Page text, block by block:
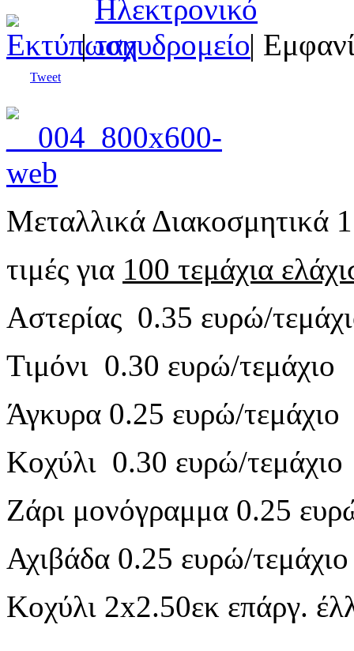
| |
Tweet
Μεταλλικά Διακοσμητικά
τιμές για 100 τεμάχια
Αστερίας 0.35 ευρώ/
Τιμόνι 0.30 ευρώ/τεμάχιο
Άγκυρα 0.25 ευρώ/τεμάχιο
Κοχύλι 0.30 ευρώ/τεμάχιο
Ζάρι μονόγραμμα 0.25
Αχιβάδα 0.25 ευρώ/τεμάχιο
Κοχύλι 2x2.50εκ επάργ.